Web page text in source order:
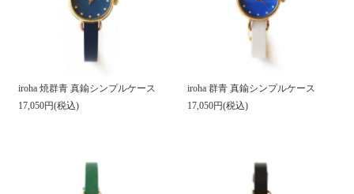
iroha 焼群青 真鍮シンプルケース
17,050円(税込)
iroha 群青 真鍮シンプルケース
17,050円(税込)